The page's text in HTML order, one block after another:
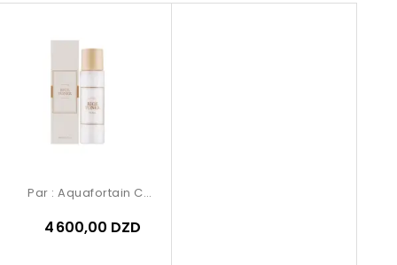
Par : Aquafortain Cosmetics
4 600,00 DZD